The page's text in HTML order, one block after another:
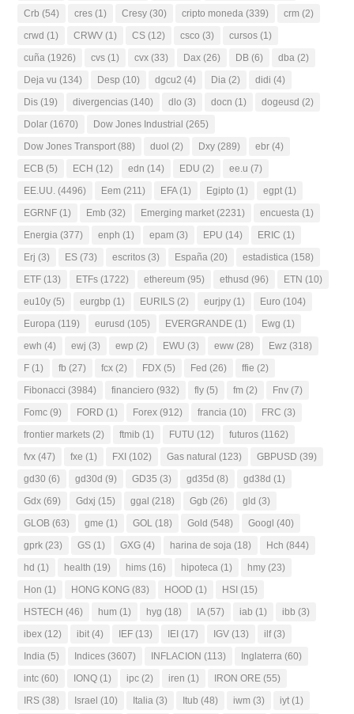
Crb (54) cres (1) Cresy (30) cripto moneda (339) crm (2)
crwd (1) CRWV (1) CS (12) csco (3) cursos (1)
cuña (1926) cvs (1) cvx (33) Dax (26) DB (6) dba (2)
Deja vu (134) Desp (10) dgcu2 (4) Dia (2) didi (4)
Dis (19) divergencias (140) dlo (3) docn (1) dogeusd (2)
Dolar (1670) Dow Jones Industrial (265)
Dow Jones Transport (88) duol (2) Dxy (289) ebr (4)
ECB (5) ECH (12) edn (14) EDU (2) ee.u (7)
EE.UU. (4496) Eem (211) EFA(1) Egipto (1) egpt (1)
EGRNF (1) Emb (32) Emerging market (2231) encuesta (1)
Energia (377) enph (1) epam (3) EPU (14) ERIC (1)
Erj (3) ES (73) escritos (3) España (20) estadistica (158)
ETF (13) ETFs (1722) ethereum (95) ethusd (96) ETN (10)
eu10y (5) eurgbp (1) EURILS (2) eurjpy (1) Euro (104)
Europa (119) eurusd (105) EVERGRANDE (1) Ewg (1)
ewh (4) ewj (3) ewp (2) EWU (3) eww (28) Ewz (318)
F (1) fb (27) fcx (2) FDX (5) Fed (26) ffie (2)
Fibonacci (3984) financiero (932) fly (5) fm (2) Fnv (7)
Fomc (9) FORD (1) Forex (912) francia (10) FRC (3)
frontier markets (2) ftmib (1) FUTU (12) futuros (1162)
fvx (47) fxe (1) FXI (102) Gas natural (123) GBPUSD (39)
gd30 (6) gd30d (9) GD35 (3) gd35d (8) gd38d (1)
Gdx (69) Gdxj (15) ggal (218) Ggb (26) gld (3)
GLOB (63) gme (1) GOL (18) Gold (548) Googl (40)
gprk (23) GS (1) GXG (4) harina de soja (18) Hch (844)
hd (1) health (19) hims (16) hipoteca (1) hmy (23)
Hon (1) HONG KONG (83) HOOD (1) HSI (15)
HSTECH (46) hum (1) hyg (18) IA(57) iab (1) ibb (3)
ibex (12) ibit (4) IEF (13) IEI (17) IGV (13) ilf(3)
India (5) Indices (3607) INFLACION (113) Inglaterra (60)
intc (60) IONQ (1) ipc (2) iren (1) IRON ORE (55)
IRS (38) Israel (10) Italia (3) Itub (48) iwm (3) iyt (1)